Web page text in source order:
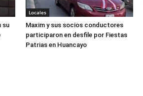
su
Locales
Maxim y sus socios conductores
participaron en desfile por Fiestas
Patrias en Huancayo